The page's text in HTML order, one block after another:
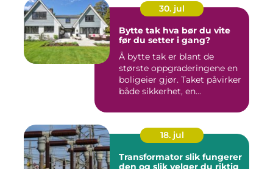
30. jul
Bytte tak hva bør du vite
før du setter i gang?
Å bytte tak er blant de
største oppgraderingene en
boligeier gjør. Taket påvirker
både sikkerhet, en...
18. jul
Transformator slik fungerer
den og slik velger du riktig